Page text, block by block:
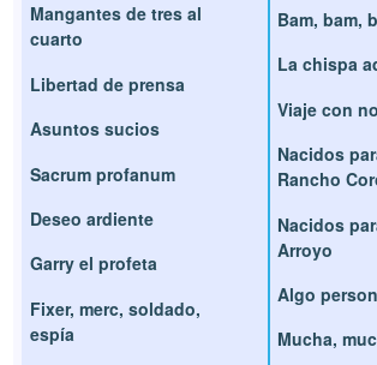
Mangantes de tres al
cuarto
Libertad de prensa
Asuntos sucios
Sacrum profanum
Deseo ardiente
Garry el profeta
Fixer, merc, soldado,
espía
Bam, bam,
La chispa
Viaje con
Nacidos
Rancho
Nacidos
Arroyo
Algo
Mucha,